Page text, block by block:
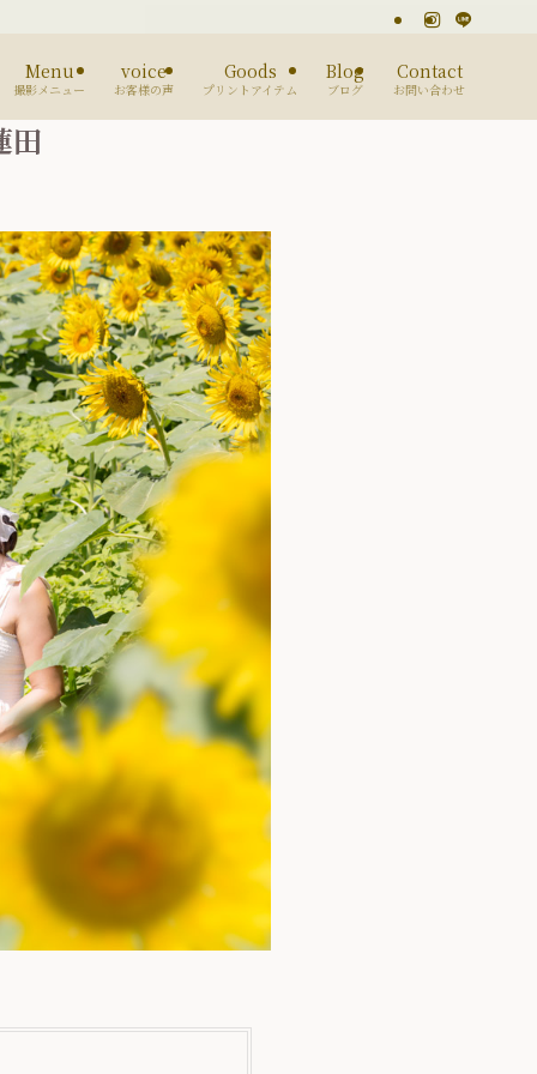
Menu
撮影メニュー
voice
お客様の声
Goods
プリントアイテム
Blog
ブログ
Contact
お問い合わせ
田